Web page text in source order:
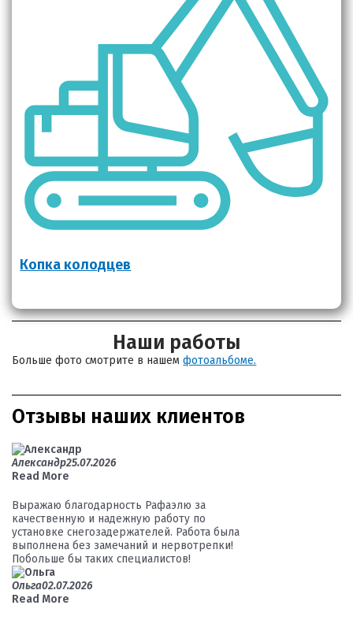
Копка колодцев
Наши работы
Больше фото смотрите в нашемфотоальбоме.
Отзывы наших клиентов
Александр25.07.2026
Read More
Выражаю благодарность Рафаэлю за
качественную и надежную работу по
установке снегозадержателей. Работа была
выполнена без замечаний и нервотрепки!
Побольше бы таких специалистов!
Ольга02.07.2026
Read More